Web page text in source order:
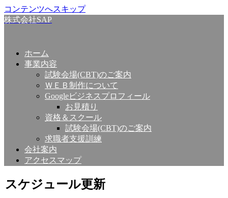
コンテンツへスキップ
株式会社SAP
ホーム
事業内容
試験会場(CBT)のご案内
ＷＥＢ制作について
Googleビジネスプロフィール
お見積り
資格＆スクール
試験会場(CBT)のご案内
求職者支援訓練
会社案内
アクセスマップ
スケジュール更新